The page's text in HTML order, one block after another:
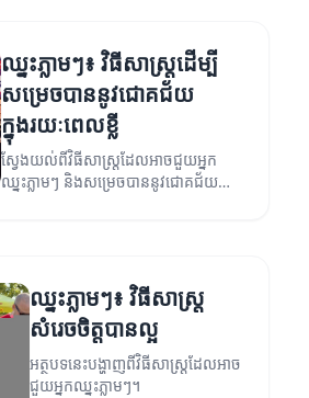
ឈ្នះភ្លាមៗ៖ វិធីសាស្រ្តដើម្បី
សម្រេចបាននូវជោគជ័យ
ក្នុងរយៈពេលខ្លី
ស្វែងយល់ពីវិធីសាស្រ្តដែលអាចជួយអ្នក
ឈ្នះភ្លាមៗ និងសម្រេចបាននូវជោគជ័យ
ឈ្នះភ្លាមៗ៖ វិធីសាស្រ្ត
សំរេចចិត្តបានល្អ
អត្ថបទនេះបង្ហាញពីវិធីសាស្រ្តដែលអាច
ជួយអ្នកឈ្នះភ្លាមៗ។